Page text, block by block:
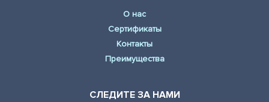
О нас
Сертификаты
Контакты
Преимущества
СЛЕДИТЕ ЗА НАМИ